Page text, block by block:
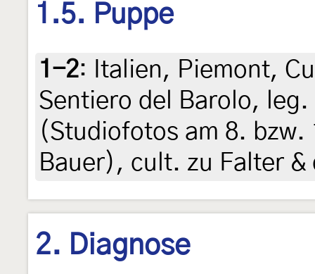
1.5. Puppe
1-2:
Italien, Piemont,
Sentiero del Barolo, leg.
(Studiofotos am 8. bzw.
Bauer), cult. zu Falter
2. Diagnose